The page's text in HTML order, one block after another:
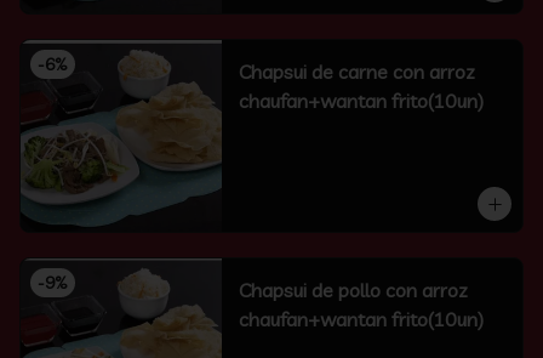
-6%
Chapsui de carne con arroz
chaufan+wantan frito(10un)
-9%
Chapsui de pollo con arroz
chaufan+wantan frito(10un)